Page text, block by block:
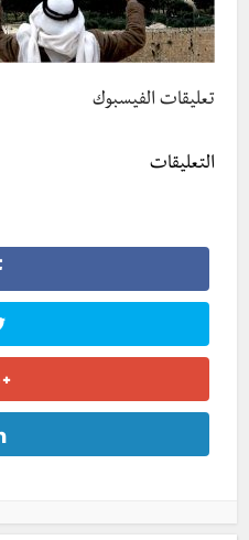
تعليقات الفيسبوك
التعليقات